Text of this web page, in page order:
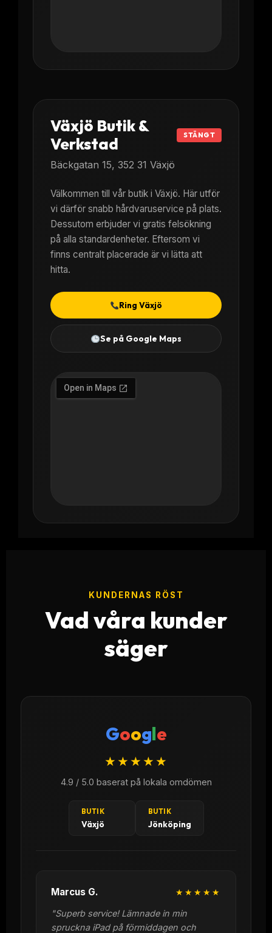
Växjö Butik &
Verkstad
STÄNGT
Bäckgatan 15, 352 31 Växjö
Välkommen till vår butik i Växjö. Här utför
vi därför snabb hårdvaruservice på plats.
Dessutom erbjuder vi gratis felsökning
på alla standardenheter. Eftersom vi
finns centralt placerade är vi lätta att
hitta.
Ring Växjö
Se på Google Maps
KUNDERNAS RÖST
Vad våra kunder
säger
Google
★★★★★
4.9 / 5.0 baserat på lokala omdömen
BUTIK
Växjö
BUTIK
Jönköping
Marcus G. ★★★★★
"Superb service! Lämnade in min
spruckna iPad på förmiddagen och